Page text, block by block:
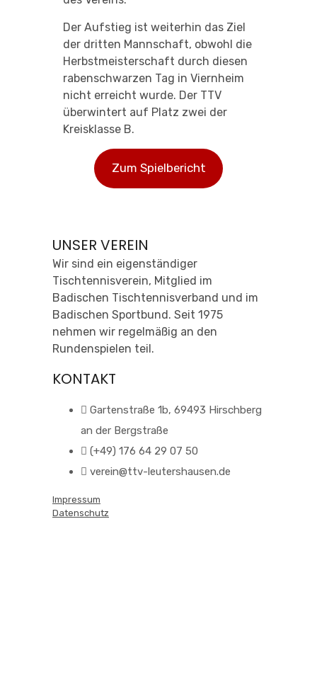
Der Aufstieg ist weiterhin das Ziel
der dritten Mannschaft, obwohl die
Herbstmeisterschaft durch diesen
rabenschwarzen Tag in Viernheim
nicht erreicht wurde. Der TTV
überwintert auf Platz zwei der
Kreisklasse B.
Zum Spielbericht
UNSER VEREIN
Wir sind ein eigenständiger
Tischtennisverein, Mitglied im
Badischen Tischtennisverband und im
Badischen Sportbund. Seit 1975
nehmen wir regelmäßig an den
Rundenspielen teil.
KONTAKT
Gartenstraße 1b, 69493 Hirschberg
an der Bergstraße
(+49) 176 64 29 07 50
verein@ttv-leutershausen.de
Impressum
Datenschutz